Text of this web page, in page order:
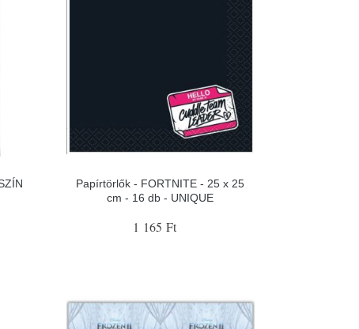
Papírtörlők - FORTNITE - 25 x 25
cm - 16 db - UNIQUE
1 165 Ft